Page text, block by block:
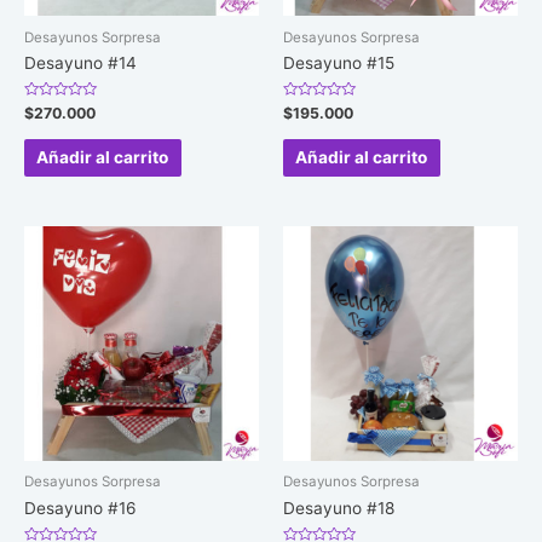
Desayunos Sorpresa
Desayuno #14
Valorado
en
0
$270.000
Añadir al carrito
Desayunos Sorpresa
Desayuno #15
Valorado
en
0
$195.000
Añadir al carrito
Desayunos Sorpresa
Desayuno #16
Desayunos Sorpresa
Desayuno #18